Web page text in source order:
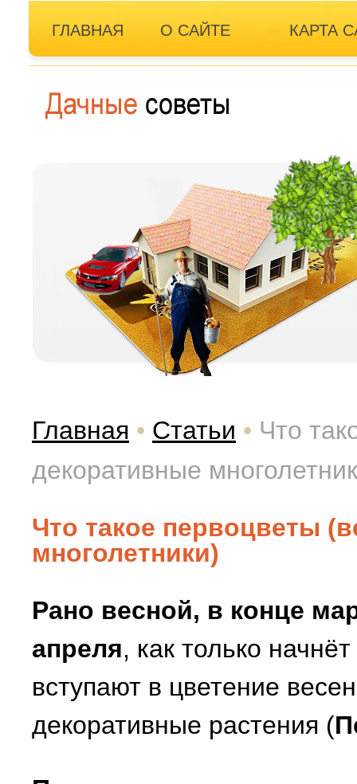
ГЛАВНАЯ О САЙТЕ КАРТА
Главная • Статьи • Что
декоративные
Что такое первоцветы
многолетники)
Рано весной, в конце
апреля, как только
вступают в цветение
декоративные растения (